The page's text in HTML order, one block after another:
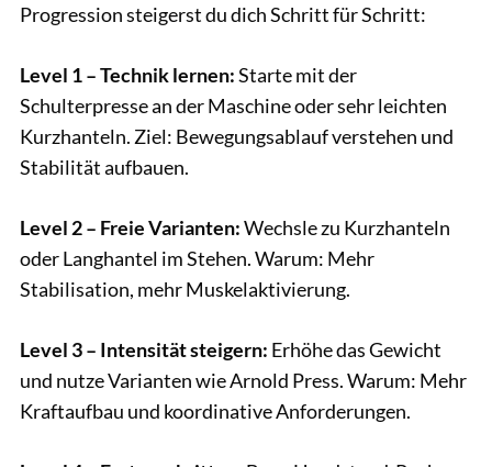
Progression steigerst du dich Schritt für Schritt:
Level 1 – Technik lernen:Starte mit der
Schulterpresse an der Maschine oder sehr leichten
Kurzhanteln. Ziel: Bewegungsablauf verstehen und
Stabilität aufbauen.
Level 2 – Freie Varianten:Wechsle zu Kurzhanteln
oder Langhantel im Stehen. Warum: Mehr
Stabilisation, mehr Muskelaktivierung.
Level 3 – Intensität steigern: Erhöhe das Gewicht
und nutze Varianten wie Arnold Press. Warum: Mehr
Kraftaufbau und koordinative Anforderungen.